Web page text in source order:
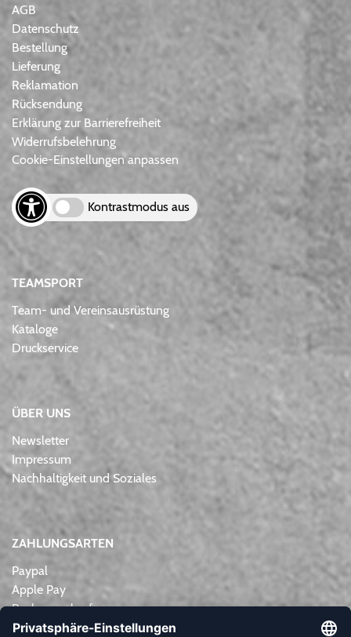
AGB
Datenschutz
Bestellung
Lieferung
Reklamation
Rücksendung
Erklärung zur Barrierefreiheit
Widerrufsbelehrung
Cookie-Einstellungen anpassen
Kontrastmodus aus
TEAMSPORT
Team- und Vereinsausrüstung
Kataloge
Druckservice
ÜBER UNS
Newsletter
Impressum
Nachhaltigkeit und Soziales
ZAHLUNGSARTEN
Paypal
Apple Pay
Rechnungskauf
Lastschrift